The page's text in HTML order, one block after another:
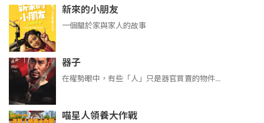
新來的小朋友
一個關於家與家人的故事
器子
在權勢眼中，有些「人」只是器官買賣的物件...
喵星人領養大作戰